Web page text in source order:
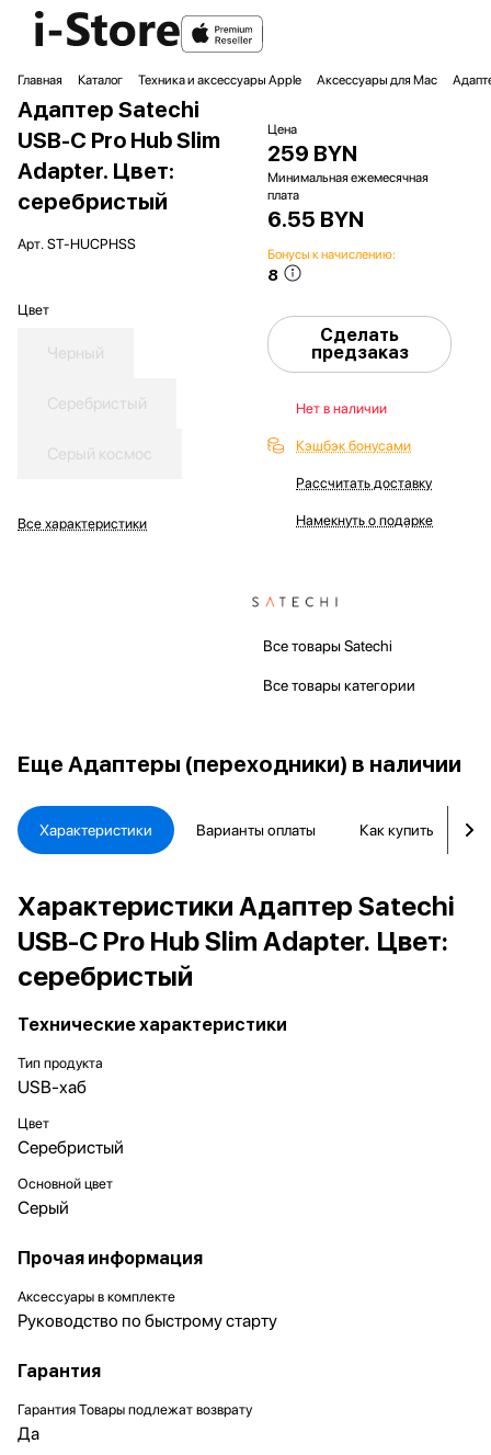
Главная Каталог Техника и аксессуары Apple Аксессуары для Mac
Адаптер Satechi
USB-C Pro Hub Slim
Adapter. Цвет:
серебристый
Арт. ST-HUCPHSS
Цвет
Черный
Серебристый
Серый космос
Все характеристики
Цена
259 BYN
Минимальная ежемесячная
плата
6.55 BYN
Бонусы к начислению:
8
Сделать
предзаказ
Нет в наличии
Кэшбэк бонусами
Рассчитать доставку
Намекнуть о подарке
Все товары Satechi
Все товары категории
Еще Адаптеры (переходники) в наличии
Характеристики Варианты оплаты Как купить
Характеристики Адаптер Satechi
USB-C Pro Hub Slim Adapter. Цвет:
серебристый
Технические характеристики
Тип продукта
USB-хаб
Цвет
Серебристый
Основной цвет
Серый
Прочая информация
Аксессуары в комплекте
Руководство по быстрому старту
Гарантия
Гарантия Товары подлежат возврату
Да